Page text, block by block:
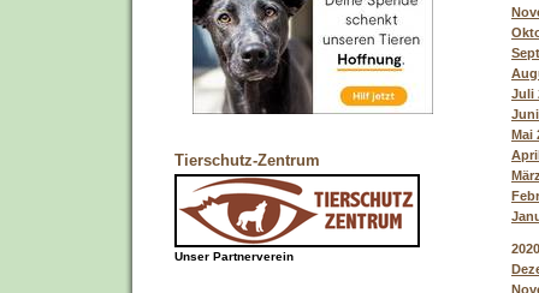
Tierschutz-Zentrum
Unser Partnerverein
Juli
Mai
2020